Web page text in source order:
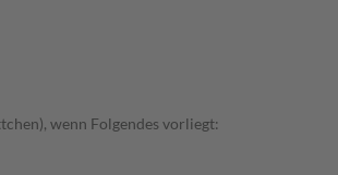
wenn Folgendes vorliegt: